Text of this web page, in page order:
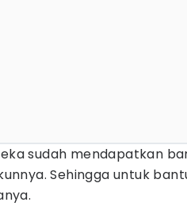
sudah mendapatkan
Sehingga untuk